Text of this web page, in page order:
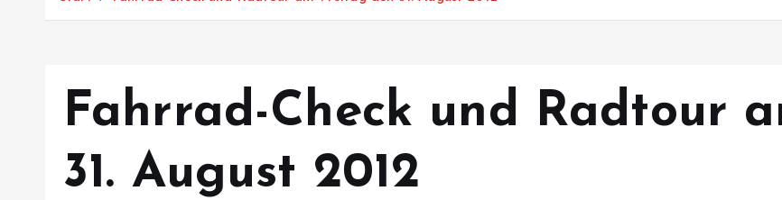
Fahrrad-Check und Radtour
31. August 2012